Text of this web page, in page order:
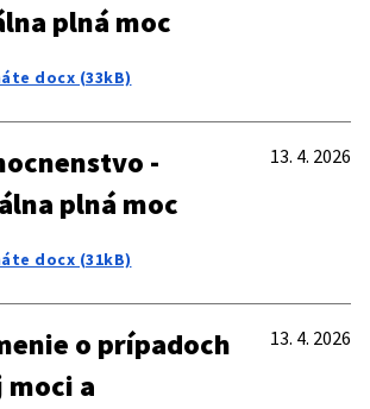
plná moc
docx (33kB)
-
plná moc
13. 4. 2026
docx (31kB)
o prípadoch
moci a
13. 4. 2026